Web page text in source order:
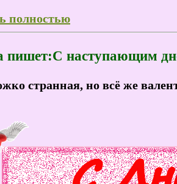
полностью
пишет:С наступающим
странная, но всё же